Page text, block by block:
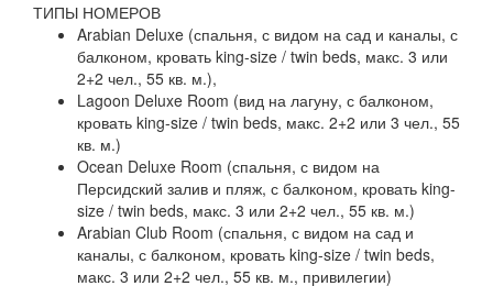
ТИПЫ НОМЕРОВ
Arabian Deluxe (спальня, с видом на сад и каналы, с
балконом, кровать king-size / twin beds, макс. 3 или
2+2 чел., 55 кв. м.),
Lagoon Deluxe Room (вид на лагуну, с балконом,
кровать king-size / twin beds, макс. 2+2 или 3 чел., 55
кв. м.)
Ocean Deluxe Room (спальня, с видом на
Персидский залив и пляж, с балконом, кровать king-
size / twin beds, макс. 3 или 2+2 чел., 55 кв. м.)
Arabian Club Room (спальня, с видом на сад и
каналы, с балконом, кровать king-size / twin beds,
макс. 3 или 2+2 чел., 55 кв. м., привилегии)